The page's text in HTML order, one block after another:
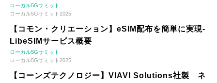
ローカル5Gサミット
ローカル5Gサミット2025
【コモン・クリエーション】eSIM配布を簡単に実現-
LibeSIMサービス概要
ローカル5Gサミット
ローカル5Gサミット2025
【コーンズテクノロジー】VIAVI Solutions社製 ネ